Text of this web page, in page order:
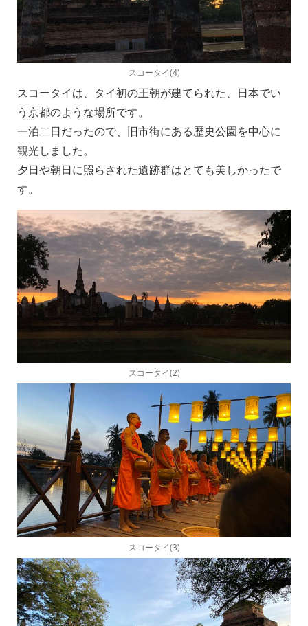
スコータイ(4)
スコータイは、タイ初の王朝が建てられた、日本でい
う京都のような場所です。
一泊二日だったので、旧市街にある歴史公園を中心に
観光しました。
夕日や朝日に照らされた遺跡群はとても美しかったで
す。
スコータイ(2)
スコータイ(3)